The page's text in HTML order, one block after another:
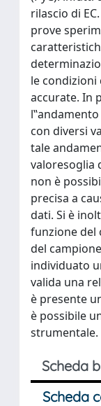
rilascio di
prove
le
accurate. In
con diversi
tale
valoresoglia
non è
precisa a
dati. Si è
funzione del
del
individuato
valida una
è presente
è possibile
strumentale.
Scheda
Scheda